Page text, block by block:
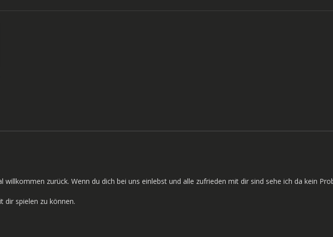
zurück. Wenn du dich bei uns einlebst und alle zufrieden mit dir sind sehe ich da kein
dir spielen zu können.